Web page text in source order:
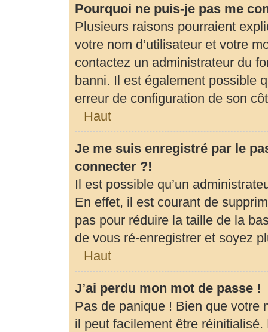
Pourquoi ne puis-je pas me
Plusieurs raisons pourraient
votre nom d’utilisateur et votre
contactez un administrateur du
banni. Il est également possible
erreur de configuration de son
Haut
Je me suis enregistré par le
connecter ?!
Il est possible qu’un
En effet, il est courant de
pas pour réduire la taille de la
de vous ré-enregistrer et soyez
Haut
J’ai perdu mon mot de passe !
Pas de panique ! Bien que votre
il peut facilement être